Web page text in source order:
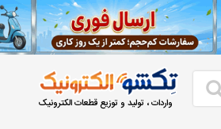
واردات ، تولید و توزیع قطعات الکترونیک